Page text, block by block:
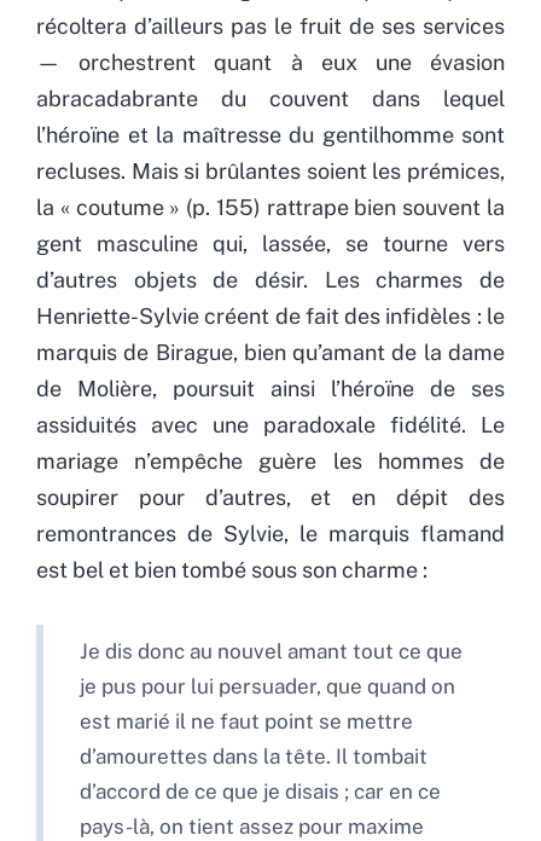
récoltera d’ailleurs pas le fruit de ses services
— orchestrent quant à eux une évasion
abracadabrante du couvent dans lequel
l’héroïne et la maîtresse du gentilhomme sont
recluses. Mais si brûlantes soient les prémices,
la « coutume » (p. 155) rattrape bien souvent la
gent masculine qui, lassée, se tourne vers
d’autres objets de désir. Les charmes de
Henriette-Sylvie créent de fait des infidèles : le
marquis de Birague, bien qu’amant de la dame
de Molière, poursuit ainsi l’héroïne de ses
assiduités avec une paradoxale fidélité. Le
mariage n’empêche guère les hommes de
soupirer pour d’autres, et en dépit des
remontrances de Sylvie, le marquis flamand
est bel et bien tombé sous son charme :
Je dis donc au nouvel amant tout ce que
je pus pour lui persuader, que quand on
est marié il ne faut point se mettre
d’amourettes dans la tête. Il tombait
d’accord de ce que je disais ; car en ce
pays-là, on tient assez pour maxime